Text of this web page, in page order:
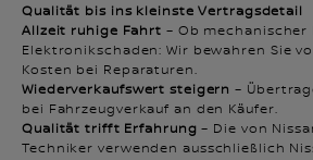
Qualität bis ins kleinste Vertragsdetail
Allzeit ruhige Fahrt – Ob
Elektronikschaden: Wir bewahren Sie
Kosten bei Reparaturen.
Wiederverkaufswert steigern –
bei Fahrzeugverkauf an den Käufer.
Qualität trifft Erfahrung – Die von
Techniker verwenden ausschließlich